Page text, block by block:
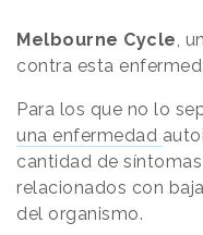
Melbourne Cycle,
contra esta
Para los que no lo
una enfermedad
cantidad de
relacionados con
del organismo.